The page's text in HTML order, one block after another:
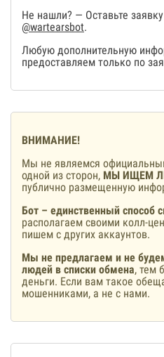
Не нашли? — Оставьте
@wartearsbot.
Любую дополнительную
предоставляем только по
ВНИМАНИЕ!
Мы не являемся
одной из сторон, МЫ ИЩЕМ
публично размещенную
Бот – единственный способ
располагаем своими колл-
пишем с других аккаунтов.
Мы не предлагаем и не
людей в списки обмена, тем
деньги. Если вам такое
мошенниками, а не с нами.